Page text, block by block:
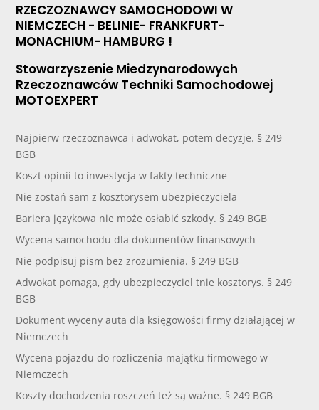
RZECZOZNAWCY SAMOCHODOWI W
NIEMCZECH - BELINIE- FRANKFURT-
MONACHIUM- HAMBURG !
Stowarzyszenie Miedzynarodowych
Rzeczoznawców Techniki Samochodowej
MOTOEXPERT
Najpierw rzeczoznawca i adwokat, potem decyzje. § 249
BGB
Koszt opinii to inwestycja w fakty techniczne
Nie zostań sam z kosztorysem ubezpieczyciela
Bariera językowa nie może osłabić szkody. § 249 BGB
Wycena samochodu dla dokumentów finansowych
Nie podpisuj pism bez zrozumienia. § 249 BGB
Adwokat pomaga, gdy ubezpieczyciel tnie kosztorys. § 249
BGB
Dokument wyceny auta dla księgowości firmy działającej w
Niemczech
Wycena pojazdu do rozliczenia majątku firmowego w
Niemczech
Koszty dochodzenia roszczeń też są ważne. § 249 BGB